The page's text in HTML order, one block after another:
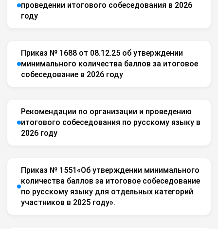
проведении итогового собеседования в 2026
году
Приказ № 1688 от 08.12.25 об утверждении
минимального количества баллов за итоговое
собеседование в 2026 году
Рекомендации по организации и проведению
итогового собеседования по русскому языку в
2026 году
Приказ № 1551«Об утверждении минимального
количества баллов за итоговое собеседование
по русскому языку для отдельных категорий
участников в 2025 году».